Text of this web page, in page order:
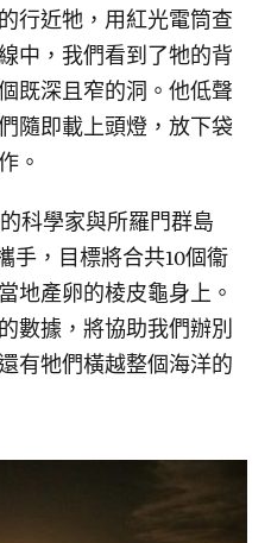
行近牠，用紅光電筒查
中，我們看到了牠的背
既深且窄的洞。他低聲
隨即載上頭燈，放下袋
。
科學家與所羅門群島
手，目標將合共10個衞
地產卵的棱皮龜身上。
數據，將協助我們辦別
有牠們橫越整個海洋的